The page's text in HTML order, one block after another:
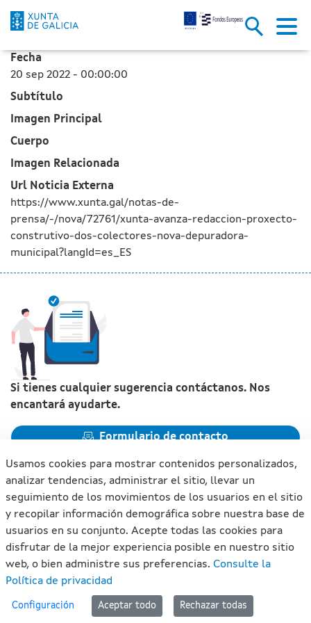
La Xunta avanza en la
Saltar al contenido principal
Fecha
20 sep 2022 - 00:00:00
Subtítulo
Imagen Principal
Cuerpo
Imagen Relacionada
Url Noticia Externa
https://www.xunta.gal/notas-de-
prensa/-/nova/72761/xunta-avanza-redaccion-proxecto-
construtivo-dos-colectores-nova-depuradora-
municipal?langId=es_ES
Si tienes cualquier sugerencia contáctanos. Nos
encantará ayudarte.
Formulario de contacto
Xunta de Galicia. Información mantenida y publicada en
internet por la Xunta de Galicia
Atención a la ciudadanía
Accesibilidad
Usamos cookies para mostrar contenidos personalizados,
analizar tendencias, administrar el sitio, llevar un
seguimiento de los movimientos de los usuarios en el sitio
y recopilar información demográfica sobre nuestra base de
usuarios en su conjunto. Acepte todas las cookies para
disfrutar de la mejor experiencia posible en nuestro sitio
web, o bien administre sus preferencias. Consulte la
Política de privacidad
Configuración Aceptar todo Rechazar todas